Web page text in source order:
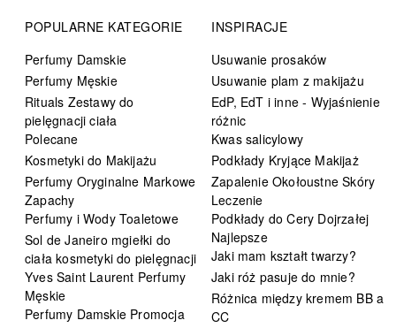
POPULARNE KATEGORIE
Perfumy Damskie
Perfumy Męskie
Rituals Zestawy do
pielęgnacji ciała
Polecane
Kosmetyki do Makijażu
Perfumy Oryginalne Markowe
Zapachy
Perfumy i Wody Toaletowe
Sol de Janeiro mgiełki do
ciała kosmetyki do pielęgnacji
Yves Saint Laurent Perfumy
Męskie
Perfumy Damskie Promocja
INSPIRACJE
Usuwanie prosaków
Usuwanie plam z makijażu
EdP, EdT i inne - Wyjaśnienie
różnic
Kwas salicylowy
Podkłady Kryjące Makijaż
Zapalenie Okołoustne Skóry
Leczenie
Podkłady do Cery Dojrzałej
Najlepsze
Jaki mam kształt twarzy?
Jaki róż pasuje do mnie?
Różnica między kremem BB a
CC